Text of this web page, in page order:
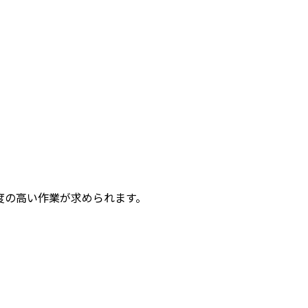
高い作業が求められます。